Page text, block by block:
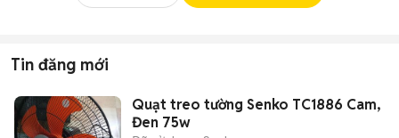
Tin đăng mới
Quạt treo tường Senko TC1886 Cam,
Đen 75w